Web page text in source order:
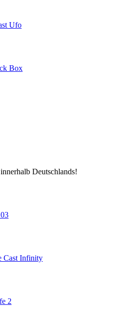
Ufo
Box
Deutschlands!
Cast Infinity
2